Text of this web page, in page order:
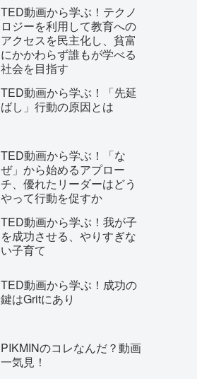
TED動画から学ぶ！テクノ
ロジーを利用して教育への
アクセスを民主化し、貧富
にかかわらず誰もが学べる
社会を目指す
TED動画から学ぶ！「先延
ばし」行動の原因とは
TED動画から学ぶ！「な
ぜ」から始めるアプロー
チ、優れたリーダーはどう
やって行動を促すか
TED動画から学ぶ！我が子
を成功させる、やりすぎな
い子育て
TED動画から学ぶ！成功の
鍵はGritにあり
PIKMINのコレなんだ？動画
一気見！